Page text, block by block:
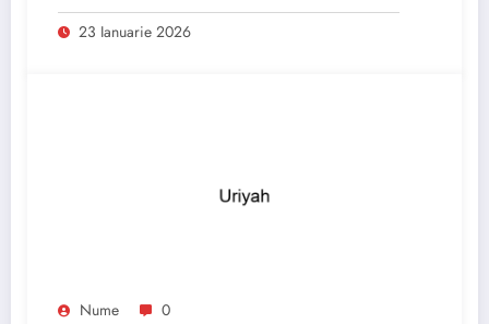
23 Ianuarie 2026
Nume 0